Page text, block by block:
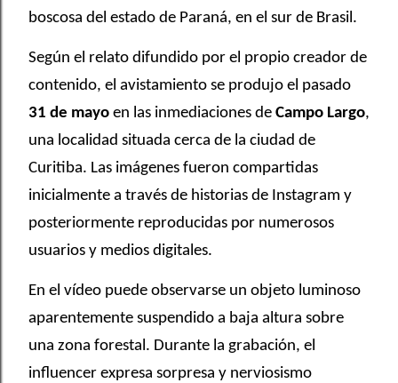
boscosa del estado de Paraná, en el sur de Brasil.
Según el relato difundido por el propio creador de
contenido, el avistamiento se produjo el pasado
31 de mayo en las inmediaciones de Campo Largo,
una localidad situada cerca de la ciudad de
Curitiba. Las imágenes fueron compartidas
inicialmente a través de historias de Instagram y
posteriormente reproducidas por numerosos
usuarios y medios digitales.
En el vídeo puede observarse un objeto luminoso
aparentemente suspendido a baja altura sobre
una zona forestal. Durante la grabación, el
influencer expresa sorpresa y nerviosismo